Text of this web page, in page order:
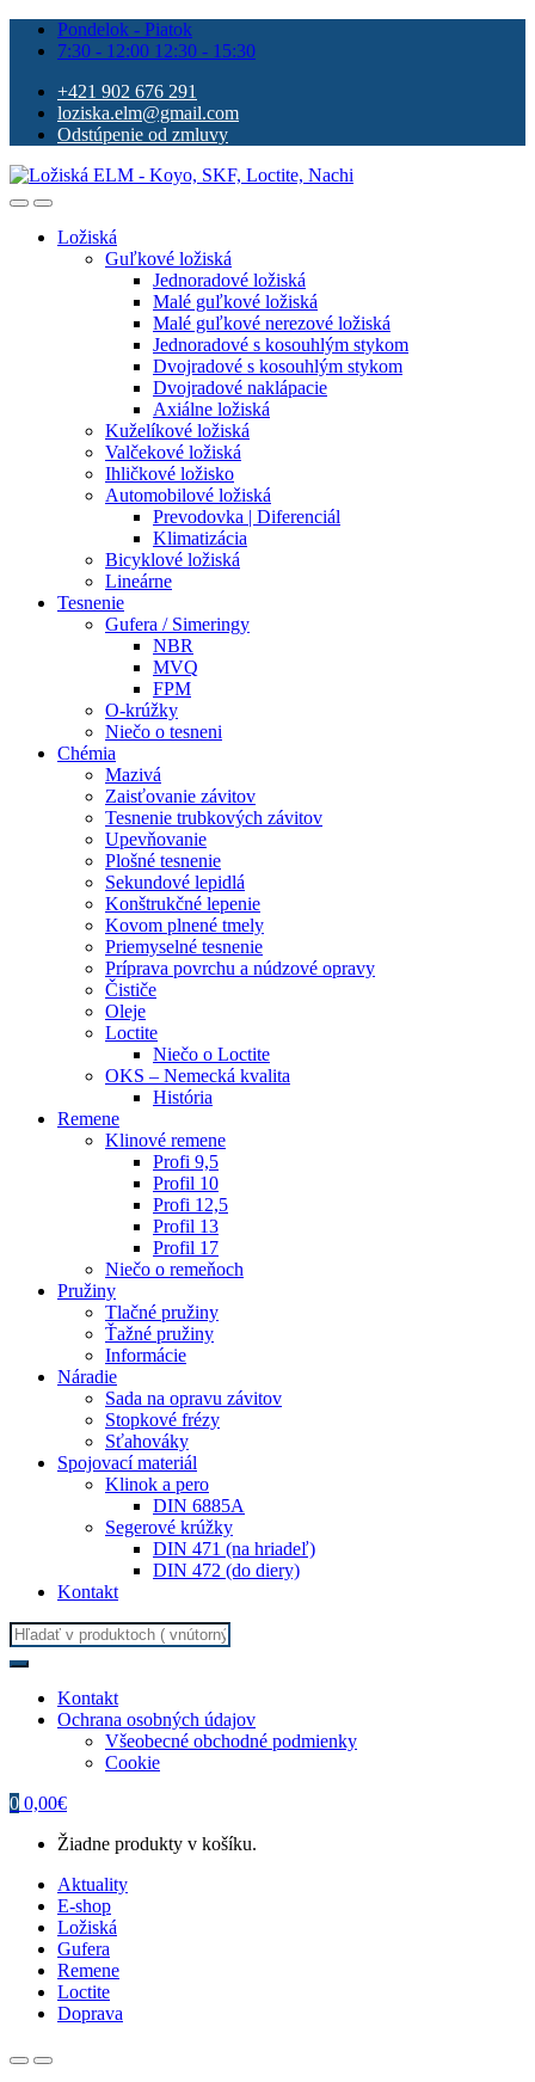
Pondelok - Piatok
7:30 - 12:00 12:30 - 15:30
+421 902 676 291
loziska.elm@gmail.com
Odstúpenie od zmluvy
Ložiská
Guľkové ložiská
Jednoradové ložiská
Malé guľkové ložiská
Malé guľkové nerezové ložiská
Jednoradové s kosouhlým stykom
Dvojradové s kosouhlým stykom
Dvojradové naklápacie
Axiálne ložiská
Kuželíkové ložiská
Valčekové ložiská
Ihličkové ložisko
Automobilové ložiská
Prevodovka | Diferenciál
Klimatizácia
Bicyklové ložiská
Lineárne
Tesnenie
Gufera / Simeringy
NBR
MVQ
FPM
O-krúžky
Niečo o tesneni
Chémia
Mazivá
Zaisťovanie závitov
Tesnenie trubkových závitov
Upevňovanie
Plošné tesnenie
Sekundové lepidlá
Konštrukčné lepenie
Kovom plnené tmely
Priemyselné tesnenie
Príprava povrchu a núdzové opravy
Čističe
Oleje
Loctite
Niečo o Loctite
OKS – Nemecká kvalita
História
Remene
Klinové remene
Profi 9,5
Profil 10
Profi 12,5
Profil 13
Profil 17
Niečo o remeňoch
Pružiny
Tlačné pružiny
Ťažné pružiny
Informácie
Náradie
Sada na opravu závitov
Stopkové frézy
Sťahováky
Spojovací materiál
Klinok a pero
DIN 6885A
Segerové krúžky
DIN 471 (na hriadeľ)
DIN 472 (do diery)
Kontakt
Search
for:
Kontakt
Ochrana osobných údajov
Všeobecné obchodné podmienky
Cookie
0 0,00€
Žiadne produkty v košíku.
Aktuality
E-shop
Ložiská
Gufera
Remene
Loctite
Doprava